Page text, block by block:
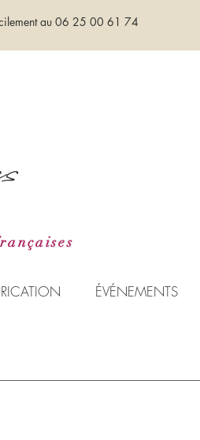
au 06 25 00 61 74
ÉVÉNEMENTS